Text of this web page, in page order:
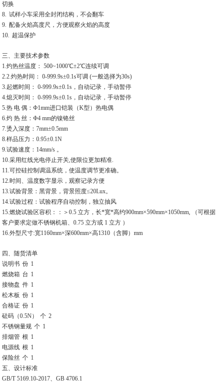
切换
8. 试样小车采用全封闭结构，不会翻车
9. 配备火焰高度尺，方便观察火焰的高度
10. 超温保护
三、主要技术参数
1.灼热丝温度： 500~1000℃±2℃连续可调
2.2.灼热时间： 0-999.9s±0.1s可调 (一般选择为30s)
3.起燃时间： 0-999.9s±0.1s，自动记录，手动暂停
4.熄灭时间： 0-999.9s±0.1s，自动记录，手动暂停
5.热 电 偶：Φ1mm进口铠装（K型）热电偶
6.灼 热 丝：Φ4 mm的镍铬丝
7.烫入深度：7mm±0.5mm
8.样品压力：0.95±0.1N
9.试验速度：14mm/s 。
10.采用红线光电停止开关,使限位更加精准.
11.可控硅控制调温系统，使温度调节更准确。
12.时间、温度数字显示，观察记录方便
13.试验背景：黑背景，背景照度≤20Lux。
14.试验过程：试验程序自动控制，独立抽风
15.燃烧试验区容积：：＞0.5 立方，长*宽*高约900mm×590mm×1050mm, （可根据
客户要求定做不锈钢机箱、0.75 立方或 1 立方 ）
16.外型尺寸:宽1160mm×深600mm×高1310（含脚）mm
四、随货清单
说明书 份 1
燃烧箱 台 1
接物盘 件 1
松木板 份 1
合格证 份 1
砝码（0.5N）
个 2
不锈钢量规 个 1
排烟管 根 1
电源线 根 1
保险丝 个 1
五、设计标准
GB/T 5169.10-2017、GB 4706.1